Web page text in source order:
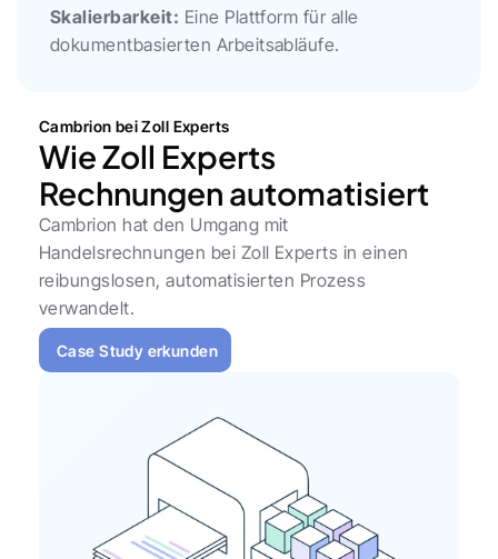
Skalierbarkeit: Eine Plattform für alle
dokumentbasierten Arbeitsabläufe.
Cambrion bei Zoll Experts
Wie Zoll Experts
Rechnungen automatisiert
Cambrion hat den Umgang mit
Handelsrechnungen bei Zoll Experts in einen
reibungslosen, automatisierten Prozess
verwandelt.
Case Study erkunden